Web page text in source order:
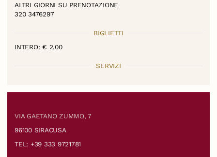
ALTRI GIORNI SU PRENOTAZIONE
320 3476297
BIGLIETTI
INTERO: € 2,00
SERVIZI
VIA GAETANO ZUMMO, 7
96100 SIRACUSA
TEL: +39 333 9721781